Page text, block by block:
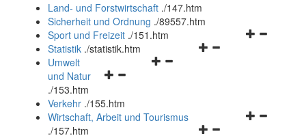
und
schließen
Land- und Forstwirtschaft ./147.htm
Sicherheit und Ordnung ./89557.htm
Navigationsmenü
Sport und Freizeit ./151.htm
Navigationsmenü
Statistik ./statistik.htm
Navigationsmenü
und
schließen
Umwelt
und Natur
./153.htm
Verkehr ./155.htm
Navigationsmenü
Wirtschaft, Arbeit und Tourismus
./157.htm